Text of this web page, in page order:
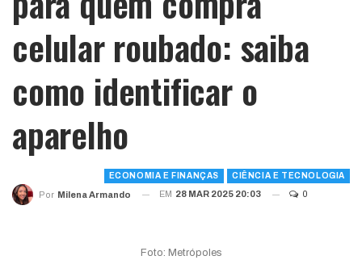
celular roubado: saiba
como identificar o
aparelho
ECONOMIA E FINANÇAS CIÊNCIA E TECNOLOGIA
Por Milena Armando EM 28 MAR 2025 20:03 0
Foto: Metrópoles